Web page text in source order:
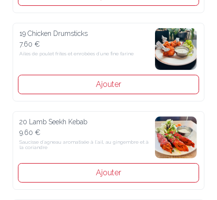
19 Chicken Drumsticks
7.60 €
Ailes de poulet frites et enrobées d´une fine farine
Ajouter
20 Lamb Seekh Kebab
9.60 €
Saucisse d´agneau aromatisée à l´ail, au gingembre et à la coriandre
Ajouter